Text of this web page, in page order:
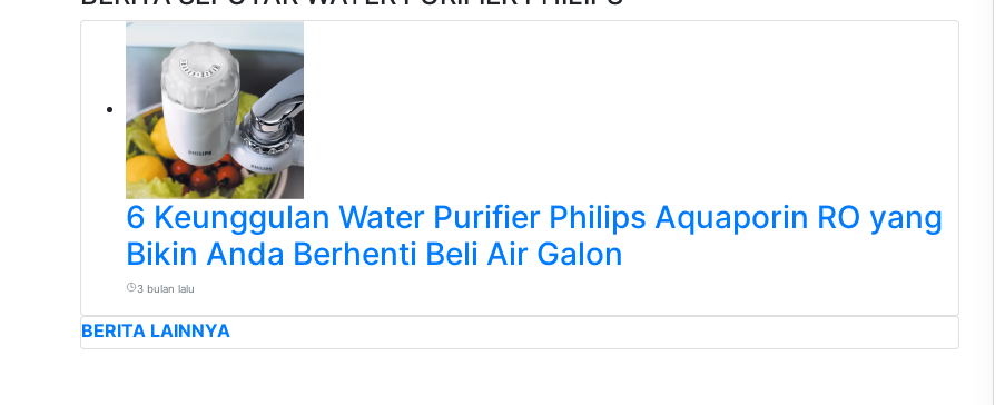
6 Keunggulan Water Purifier Philips Aquaporin RO yang
Bikin Anda Berhenti Beli Air Galon
3 bulan lalu
BERITA LAINNYA